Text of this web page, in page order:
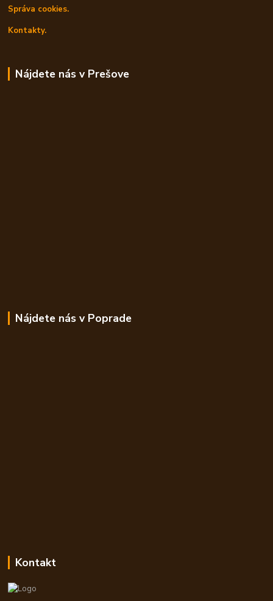
Správa cookies.
Kontakty.
Nájdete nás v Prešove
Nájdete nás v Poprade
Kontakt